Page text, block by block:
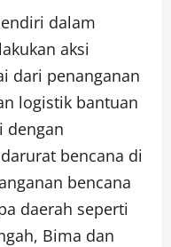
dalam
aksi
dari penanganan
logistik bantuan
dengan
bencana di
bencana
daerah seperti
Bima dan